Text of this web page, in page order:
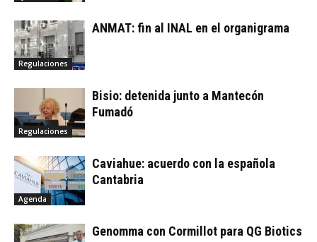
Regulaciones
ANMAT: fin al INAL en el organigrama
Regulaciones
Bisio: detenida junto a Mantecón
Fumadó
Agenda
Caviahue: acuerdo con la española
Cantabria
Genomma con Cormillot para QG Biotics